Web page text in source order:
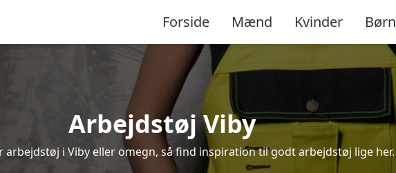
Forside Mænd Kvinder Børn
Arbejdstøj Viby
arbejdstøj i Viby eller omegn, så find inspiration til godt arbejdstøj lige her.